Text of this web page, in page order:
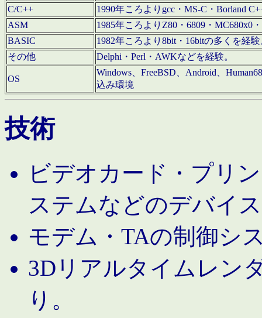
C/C++
1990年ころよりgcc・MS-C・Borland
ASM
1985年ころよりZ80・6809・MC680x0
BASIC
1982年ころより8bit・16bitの多くを経
その他
Delphi・Perl・AWKなどを経験。
OS
Windows、FreeBSD、Android、
込み環境
技術
ビデオカード・プリ
ステムなどのデバイ
モデム・TAの制御シ
3Dリアルタイムレン
り。